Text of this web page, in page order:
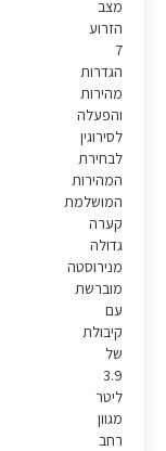
מצב
הזרוע
הגדרות
מהירות
והפעלה
לסירוגין
לבחירת
המהירות
המושלמת
קערה
גדולה
מנירוסטה
מוברשת
עם
קיבולת
של
3.9
ליטר
מגוון
רחב